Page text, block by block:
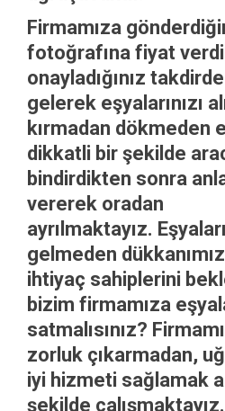
Firmamıza
fotoğrafına fiyat
onayladığınız
gelerek eşyalarınızı
kırmadan dökmeden
dikkatli bir şekilde
bindirdikten sonra
vererek oradan
ayrılmaktayız.
gelmeden
ihtiyaç sahiplerini
bizim firmamıza
satmalısınız?
zorluk çıkarmadan,
iyi hizmeti sağlamak
şekilde çalışmaktayız.